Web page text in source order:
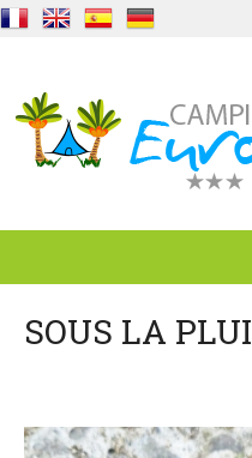
Standort
Dienstleistungen
SOUS LA